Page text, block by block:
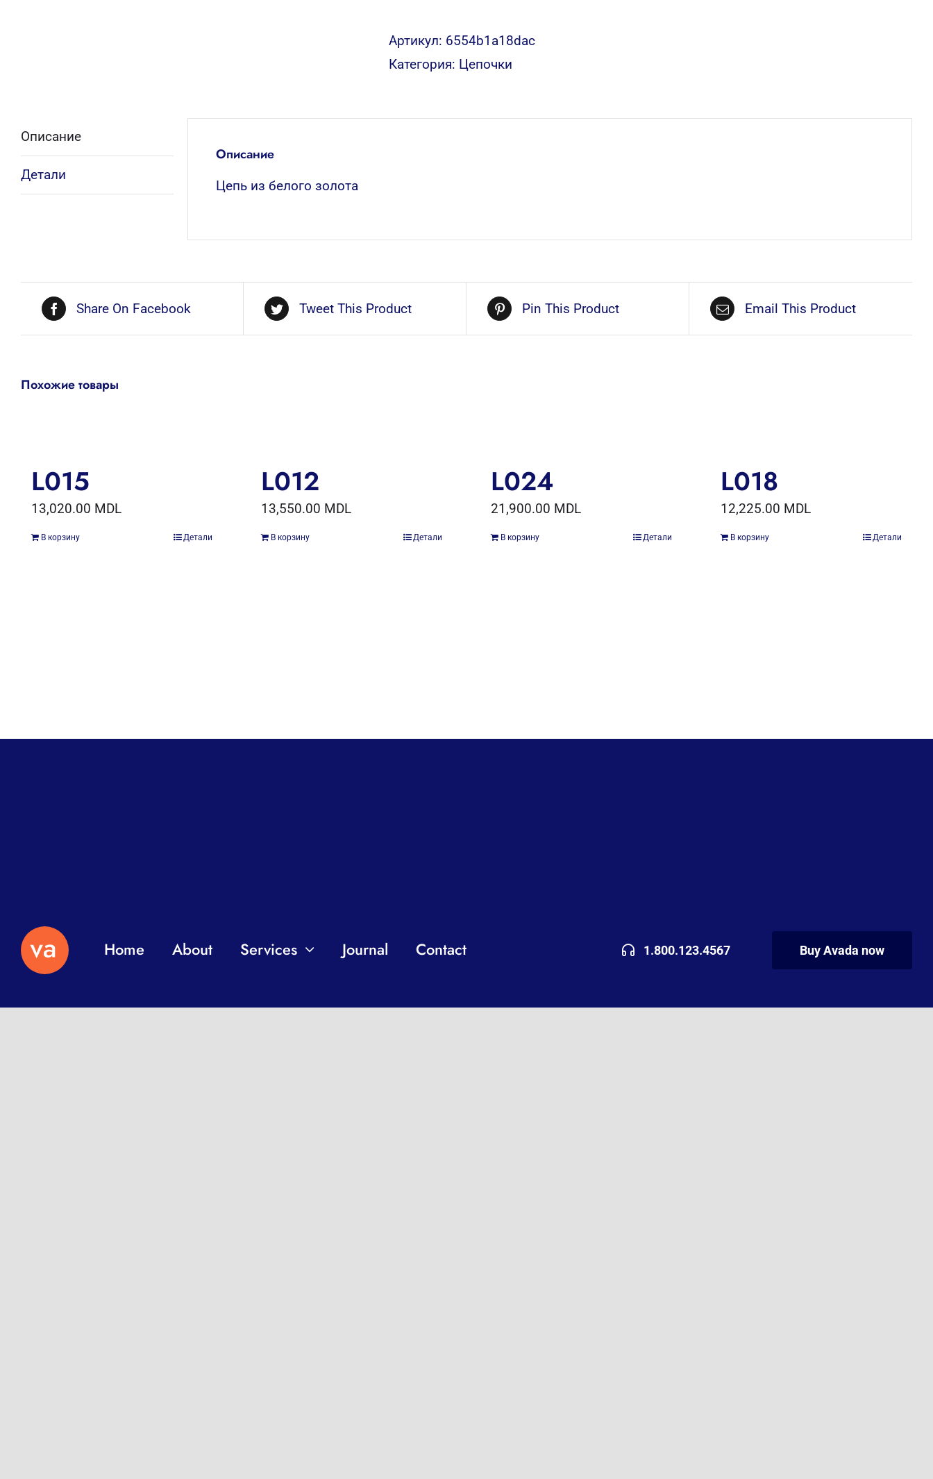
Артикул: 6554b1a18dac
Категория: Цепочки
Описание
Детали
Описание
Цепь из белого золота
Share On Facebook Tweet This Product Pin This Product Email This Product
Похожие товары
L015
13,020.00 MDL
В корзину Детали
L012
13,550.00 MDL
В корзину Детали
L024
21,900.00 MDL
В корзину Детали
L018
12,225.00 MDL
В корзину Детали
Home About Services Journal Contact 1.800.123.4567 Buy Avada now